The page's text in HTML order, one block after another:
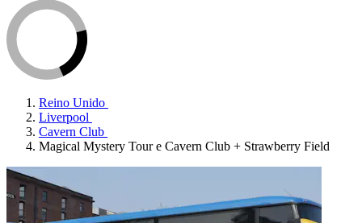
Reino Unido
Liverpool
Cavern Club
Magical Mystery Tour e Cavern Club + Strawberry Field